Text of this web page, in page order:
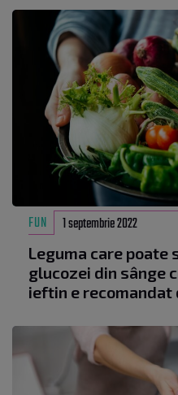
FUN 1 septembrie 2022
Leguma care poate
glucozei din sânge
ieftin e recomandat